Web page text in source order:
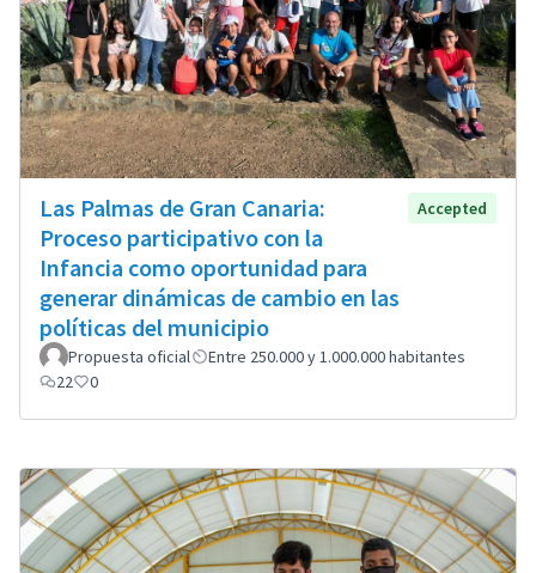
Las Palmas de Gran Canaria:
Proceso participativo con la
Infancia como oportunidad para
generar dinámicas de cambio en las
políticas del municipio
Accepted
Propuesta oficial
Entre 250.000 y 1.000.000 habitantes
22
0